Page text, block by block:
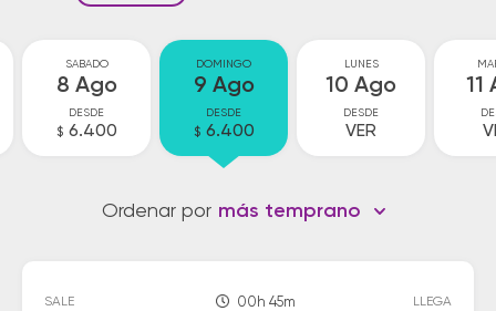
SABADO
8 Ago
DESDE
$ 6.400
DOMINGO
9 Ago
DESDE
$ 6.400
LUNES
10 Ago
DESDE
VER
11
Ordenar por más temprano
SALE 00h 45m LLEGA